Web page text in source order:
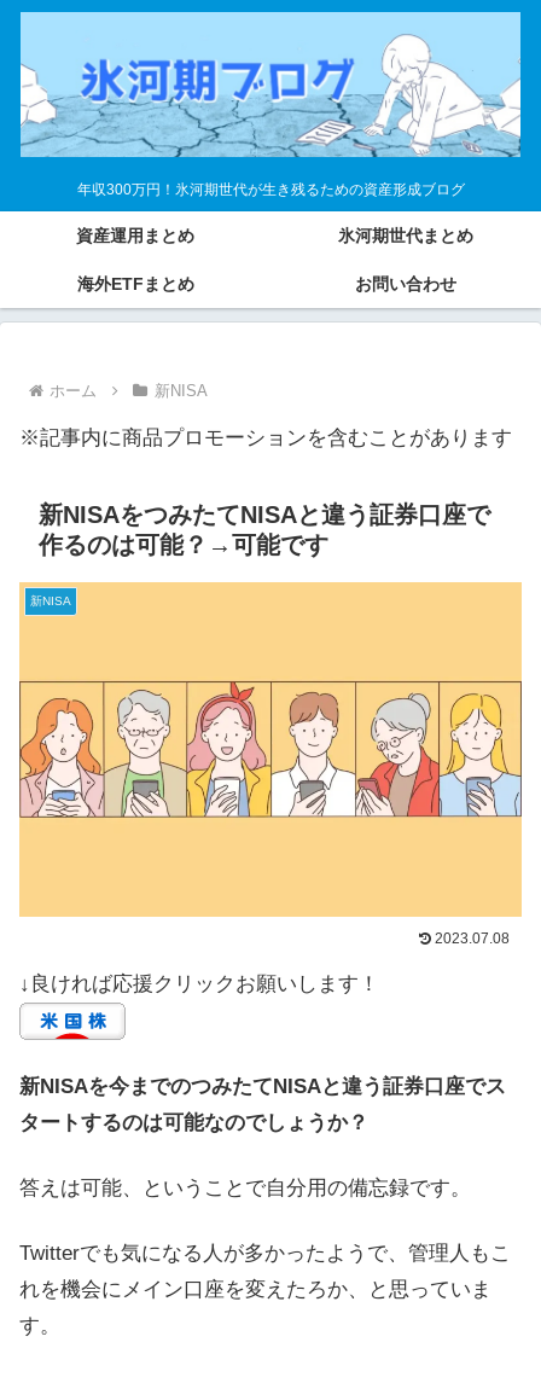
年収300万円！氷河期世代が生き残るための資産形成ブログ
資産運用まとめ 氷河期世代まとめ
海外ETFまとめ お問い合わせ
ホーム 新NISA
※記事内に商品プロモーションを含むことがあります
新NISAをつみたてNISAと違う証券口座で
作るのは可能？→可能です
新NISA
2023.07.08
↓良ければ応援クリックお願いします！
新NISAを今までのつみたてNISAと違う証券口座でス
タートするのは可能なのでしょうか？
答えは可能、ということで自分用の備忘録です。
Twitterでも気になる人が多かったようで、管理人もこ
れを機会にメイン口座を変えたろか、と思っていま
す。